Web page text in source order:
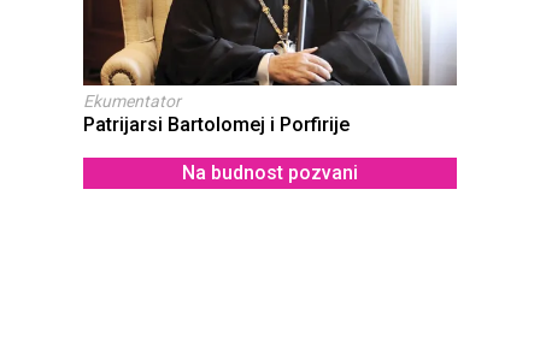
Ekumentator
Patrijarsi Bartolomej i Porfirije
Na budnost pozvani